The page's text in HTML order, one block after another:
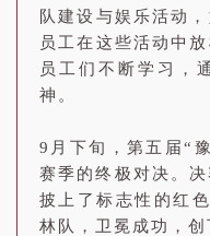
队建设与娱乐活动
员工在这些活动中
员工们不断学习，
神。
9月下旬，第五届“
赛季的终极对决。
披上了标志性的红
林队，卫冕成功，创